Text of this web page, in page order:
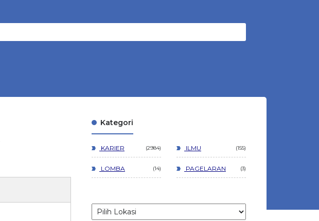
Kategori
KARIER 2984 ILMU 155
LOMBA 14 PAGELARAN 3